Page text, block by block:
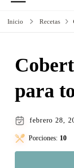
Inicio Recetas
para
febrero 28,
Porciones: 10